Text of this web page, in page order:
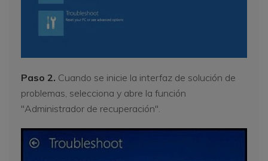
Paso 2. Cuando se inicie la interfaz de solución de
problemas, selecciona y abre la función
"Administrador de recuperación".